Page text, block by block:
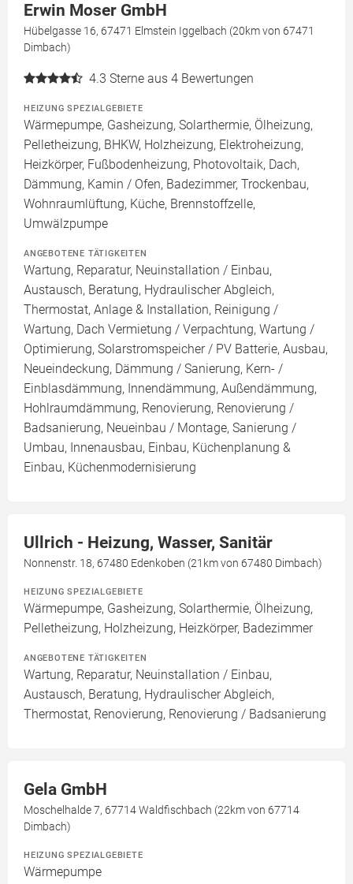
Erwin Moser GmbH
Hübelgasse 16, 67471 Elmstein Iggelbach (20km von 67471
Dimbach)
4.3 Sterne aus 4 Bewertungen
HEIZUNG SPEZIALGEBIETE
Wärmepumpe, Gasheizung, Solarthermie, Ölheizung,
Pelletheizung, BHKW, Holzheizung, Elektroheizung,
Heizkörper, Fußbodenheizung, Photovoltaik, Dach,
Dämmung, Kamin / Ofen, Badezimmer, Trockenbau,
Wohnraumlüftung, Küche, Brennstoffzelle,
Umwälzpumpe
ANGEBOTENE TÄTIGKEITEN
Wartung, Reparatur, Neuinstallation / Einbau,
Austausch, Beratung, Hydraulischer Abgleich,
Thermostat, Anlage & Installation, Reinigung /
Wartung, Dach Vermietung / Verpachtung, Wartung /
Optimierung, Solarstromspeicher / PV Batterie, Ausbau,
Neueindeckung, Dämmung / Sanierung, Kern- /
Einblasdämmung, Innendämmung, Außendämmung,
Hohlraumdämmung, Renovierung, Renovierung /
Badsanierung, Neueinbau / Montage, Sanierung /
Umbau, Innenausbau, Einbau, Küchenplanung &
Einbau, Küchenmodernisierung
Ullrich - Heizung, Wasser, Sanitär
Nonnenstr. 18, 67480 Edenkoben (21km von 67480 Dimbach)
HEIZUNG SPEZIALGEBIETE
Wärmepumpe, Gasheizung, Solarthermie, Ölheizung,
Pelletheizung, Holzheizung, Heizkörper, Badezimmer
ANGEBOTENE TÄTIGKEITEN
Wartung, Reparatur, Neuinstallation / Einbau,
Austausch, Beratung, Hydraulischer Abgleich,
Thermostat, Renovierung, Renovierung / Badsanierung
Gela GmbH
Moschelhalde 7, 67714 Waldfischbach (22km von 67714
Dimbach)
HEIZUNG SPEZIALGEBIETE
Wärmepumpe